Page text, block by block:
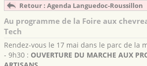
Retour : Agenda Languedoc-Roussillon
Au programme de la Foire aux
Tech
Rendez-vous le 17 mai dans le parc de la
- 9h30 : OUVERTURE DU MARCHE AUX